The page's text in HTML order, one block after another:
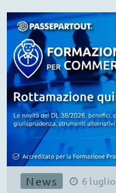
News 6 luglio